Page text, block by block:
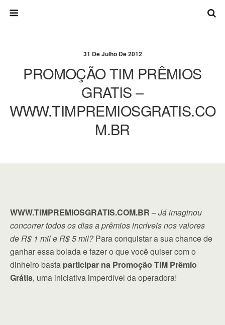
31 De Julho De 2012
PROMOÇÃO TIM PRÊMIOS
GRATIS –
WWW.TIMPREMIOSGRATIS.CO
M.BR
WWW.TIMPREMIOSGRATIS.COM.BR –Já imaginou
concorrer todos os dias a prêmios incríveis nos valores
de R$ 1 mil e R$ 5 mil?Para conquistar a sua chance de
ganhar essa bolada e fazer o que você quiser com o
dinheiro basta participar na Promoção TIM Prêmio
Grátis, uma iniciativa imperdível da operadora!